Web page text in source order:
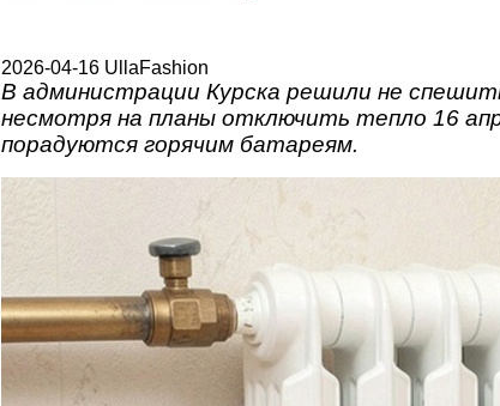
2026-04-16 UllaFashion
В администрации Курска решили не
несмотря на планы отключить тепло 16
порадуются горячим батареям.